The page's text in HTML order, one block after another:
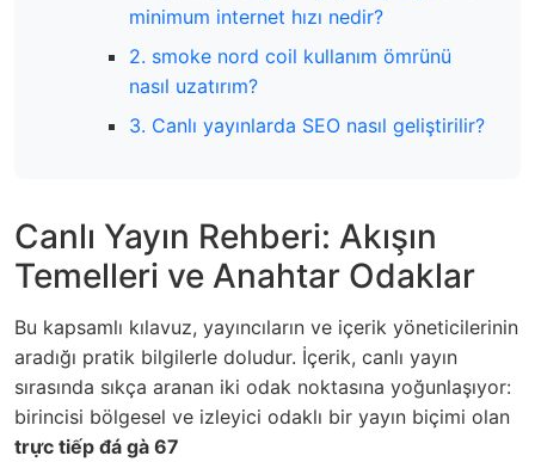
minimum internet hızı nedir?
2. smoke nord coil kullanım ömrünü
nasıl uzatırım?
3. Canlı yayınlarda SEO nasıl geliştirilir?
Canlı Yayın Rehberi: Akışın
Temelleri ve Anahtar Odaklar
Bu kapsamlı kılavuz, yayıncıların ve içerik yöneticilerinin
aradığı pratik bilgilerle doludur. İçerik, canlı yayın
sırasında sıkça aranan iki odak noktasına yoğunlaşıyor:
birincisi bölgesel ve izleyici odaklı bir yayın biçimi olan
trực tiếp đá gà 67